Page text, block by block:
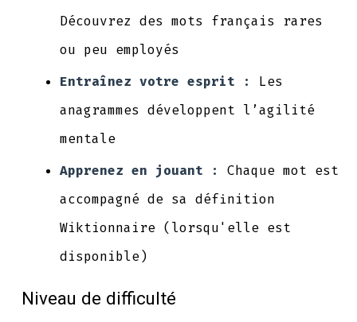
Découvrez des mots français rares
ou peu employés
Entraînez votre esprit :
Les
anagrammes développent l’agilité
mentale
Apprenez en jouant :
Chaque mot est
accompagné de sa définition
Wiktionnaire (lorsqu'elle est
disponible)
Niveau de difficulté